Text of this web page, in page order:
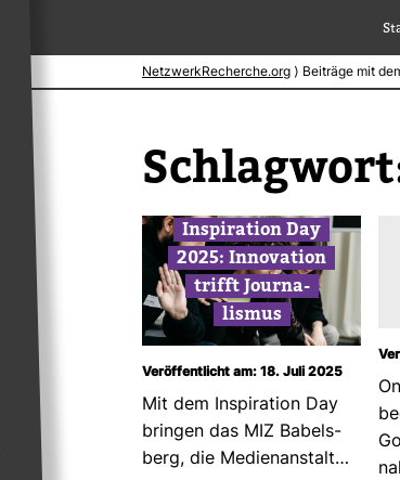
NetzwerkRecherche.org ⟩ Beiträge mit
Inspi­ra­tion Day
2025: Inno­va­tion
trifft Jour­na­
lismus
Veröffentlicht am: 18. Juli 2025
Mit dem Inspi­ra­tion Day
bringen das MIZ Babels­
berg, die Medi­en­an­stalt…